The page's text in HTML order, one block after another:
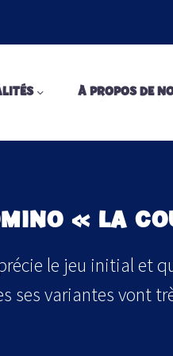
À PROPOS DE
« LA
le jeu initial et
ses variantes vont